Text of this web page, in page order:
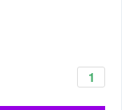
1